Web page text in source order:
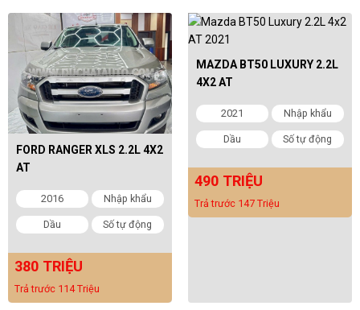
FORD RANGER XLS 2.2L 4X2
AT
2016 Nhập khẩu
Dầu Số tự động
380 TRIỆU
Trả trước 114 Triệu
MAZDA BT50 LUXURY 2.2L
4X2 AT
2021 Nhập khẩu
Dầu Số tự động
490 TRIỆU
Trả trước 147 Triệu